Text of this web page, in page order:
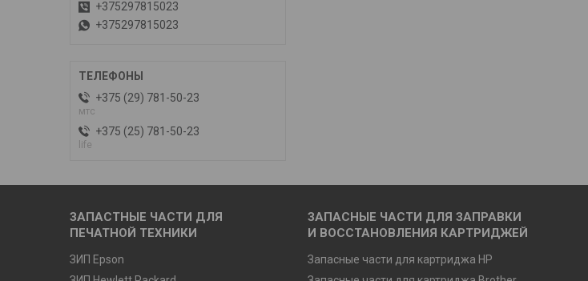
+375297815023
+375297815023
+375 (29) 781-50-23
мтс
+375 (25) 781-50-23
life
ЗАПАСТНЫЕ ЧАСТИ ДЛЯ
ПЕЧАТНОЙ ТЕХНИКИ
ЗИП Epson
ЗАПАСНЫЕ ЧАСТИ ДЛЯ ЗАПРАВКИ
И ВОССТАНОВЛЕНИЯ КАРТРИДЖЕЙ
Запасные части для картриджа HP